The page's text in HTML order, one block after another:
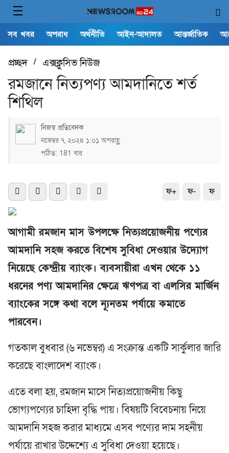
সব খবর অপরাধ অর্থনীতি আইন-আদালত আন্তর্জাতিক
প্রচ্ছদ/ এক্সক্লুসিভ নিউজ
রমজানে নিত্যপণ্য আমদানিতে শর্ত
শিথিল
নিজস্ব প্রতিবেদক
নভেম্বর ৭, ২০২৪ ১:০১ অপরাহ্ণ
পঠিত: 181 বার
ফ+ ফ- ফ
আগামী রমজান মাস উপলক্ষে নিত্যপ্রয়োজনীয় পণ্যের
আমদানি সহজ করতে বিশেষ সুবিধা দেওয়ার উদ্যোগ
নিয়েছে কেন্দ্রীয় ব্যাংক। ব্যবসায়ীরা এখন থেকে ১১
ধরনের পণ্য আমদানির ক্ষেত্রে ঋণপত্র বা এলসির মার্জিন
ব্যাংকের সঙ্গে কথা বলে ন্যূনতম পর্যায়ে কমাতে
পারবেন।
গতকাল বুধবার (৬ নভেম্বর) এ সংক্রান্ত একটি সার্কুলার জারি
করেছে বাংলাদেশ ব্যাংক।
এতে বলা হয়, রমজান মাসে নিত্যপ্রয়োজনীয় কিছু
ভোগ্যপণ্যের চাহিদা বৃদ্ধি পায়। বিষয়টি বিবেচনায় নিয়ে
আমদানি সহজ করার মাধ্যমে এসব পণ্যের দাম সহনীয়
পর্যায়ে রাখার উদ্দেশ্যে এ সুবিধা দেওয়া হয়েছে।